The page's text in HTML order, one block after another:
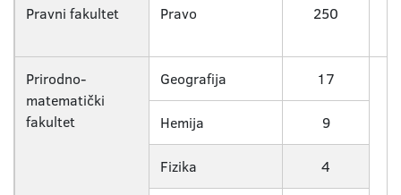
Pravni fakultet Pravo 250
Prirodno-
matematički
fakultet
Geografija 17
Hemija 9
Fizika 4